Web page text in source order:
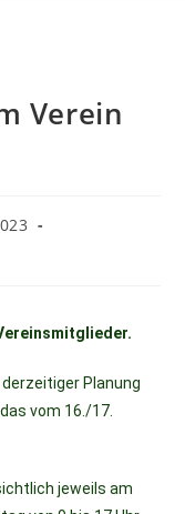
Verein
Planung
vom 16./17.
jeweils am